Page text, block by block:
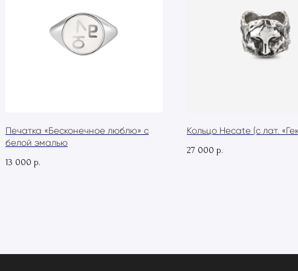
Печатка «Бесконечное люблю» с
белой эмалью
13 000 р.
Кольцо Hecate (с лат.
27 000 р.